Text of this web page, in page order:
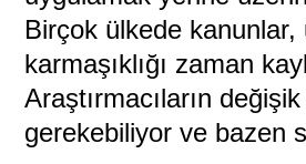
Birçok ülkede
karmaşıklığı zaman
Araştırmacıların
gerekebiliyor ve bazen